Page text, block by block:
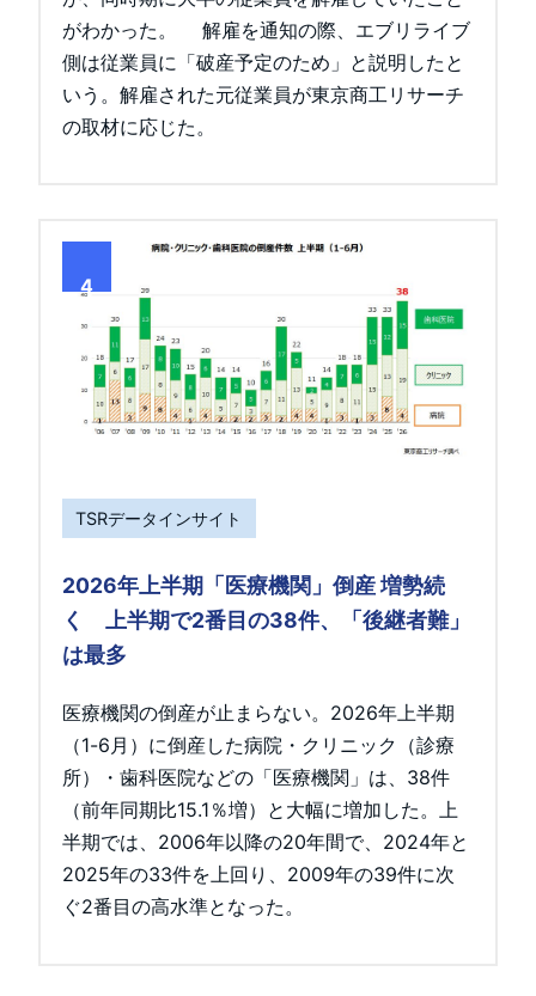
がわかった。 解雇を通知の際、エブリライブ
側は従業員に「破産予定のため」と説明したと
いう。解雇された元従業員が東京商工リサーチ
の取材に応じた。
4
TSRデータインサイト
2026年上半期「医療機関」倒産 増勢続
く 上半期で2番目の38件、「後継者難」
は最多
医療機関の倒産が止まらない。2026年上半期
（1-6月）に倒産した病院・クリニック（診療
所）・歯科医院などの「医療機関」は、38件
（前年同期比15.1％増）と大幅に増加した。上
半期では、2006年以降の20年間で、2024年と
2025年の33件を上回り、2009年の39件に次
ぐ2番目の高水準となった。